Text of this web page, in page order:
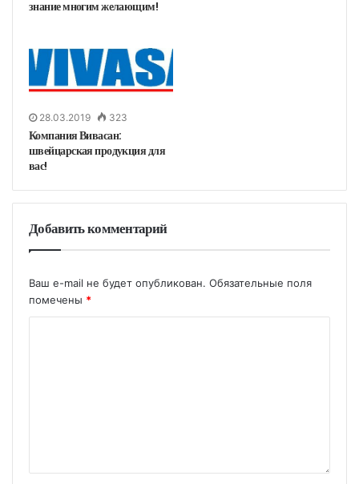
знание многим желающим!
28.03.2019 323
Компания Вивасан:
швейцарская продукция для
вас!
Добавить комментарий
Ваш e-mail не будет опубликован. Обязательные поля
помечены *